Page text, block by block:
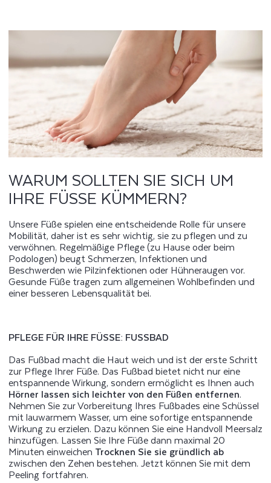
WARUM SOLLTEN SIE SICH UM
IHRE FÜSSE KÜMMERN?
Unsere Füße spielen eine entscheidende Rolle für unsere
Mobilität, daher ist es sehr wichtig, sie zu pflegen und zu
verwöhnen. Regelmäßige Pflege (zu Hause oder beim
Podologen) beugt Schmerzen, Infektionen und
Beschwerden wie Pilzinfektionen oder Hühneraugen vor.
Gesunde Füße tragen zum allgemeinen Wohlbefinden und
einer besseren Lebensqualität bei.
PFLEGE FÜR IHRE FÜSSE: FUSSBAD
Das Fußbad macht die Haut weich und ist der erste Schritt
zur Pflege Ihrer Füße. Das Fußbad bietet nicht nur eine
entspannende Wirkung, sondern ermöglicht es Ihnen auch
Hörner lassen sich leichter von den Füßen entfernen.
Nehmen Sie zur Vorbereitung Ihres Fußbades eine Schüssel
mit lauwarmem Wasser, um eine sofortige entspannende
Wirkung zu erzielen. Dazu können Sie eine Handvoll Meersalz
hinzufügen. Lassen Sie Ihre Füße dann maximal 20
Minuten einweichen Trocknen Sie sie gründlich ab
zwischen den Zehen bestehen. Jetzt können Sie mit dem
Peeling fortfahren.